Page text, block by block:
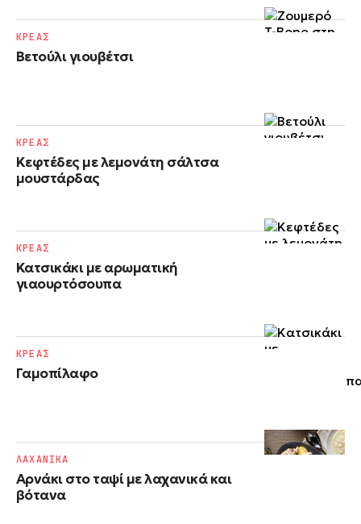
Βετούλι γιουβέτσι
ΚΡΕΑΣ
Κεφτέδες με λεμονάτη σάλτσα
μουστάρδας
ΚΡΕΑΣ
Κατσικάκι με αρωματική
γιαουρτόσουπα
ΚΡΕΑΣ
Γαμοπίλαφο
ΚΡΕΑΣ
Αρνάκι στο ταψί με λαχανικά και
βότανα
ΛΑΧΑΝΙΚΑ